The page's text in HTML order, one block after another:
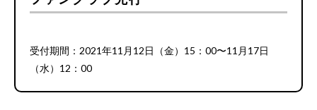
受付期間：2021年11月12日（金）15：00〜11月17日
（水）12：00